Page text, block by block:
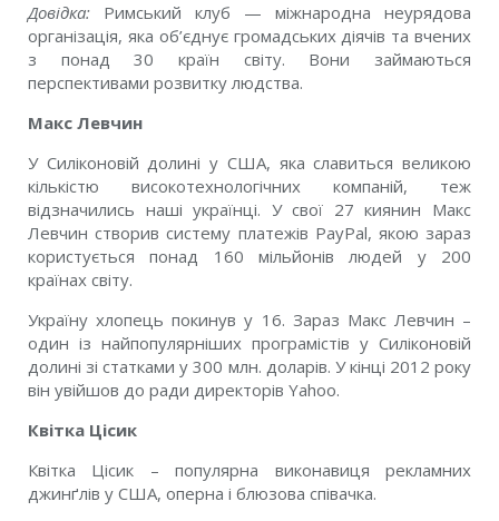
Довідка: Римський клуб — міжнародна неурядова
організація, яка об’єднує громадських діячів та вчених
з понад 30 країн світу. Вони займаються
перспективами розвитку людства.
Макс Левчин
У Силіконовій долині у США, яка славиться великою
кількістю високотехнологічних компаній, теж
відзначились наші українці. У свої 27 киянин Макс
Левчин створив систему платежів PayPal, якою зараз
користується понад 160 мільйонів людей у 200
країнах світу.
Україну хлопець покинув у 16. Зараз Макс Левчин –
один із найпопулярніших програмістів у Силіконовій
долині зі статками у 300 млн. доларів. У кінці 2012 року
він увійшов до ради директорів Yahoo.
Квітка Цісик
Квітка Цісик – популярна виконавиця рекламних
джинґлів у США, оперна і блюзова співачка.